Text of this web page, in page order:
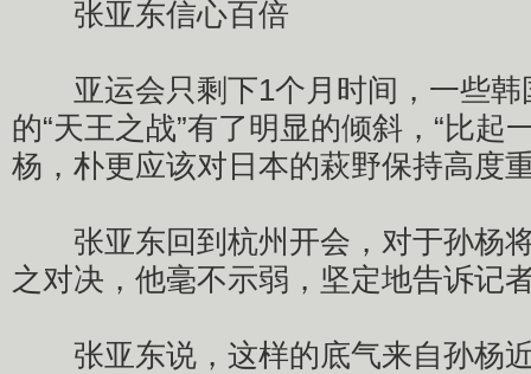
张亚东信心百倍
亚运会只剩下1个月时间，一些韩
的“天王之战”有了明显的倾斜，“比起
杨，朴更应该对日本的萩野保持高度
张亚东回到杭州开会，对于孙杨
之对决，他毫不示弱，坚定地告诉记
张亚东说，这样的底气来自孙杨